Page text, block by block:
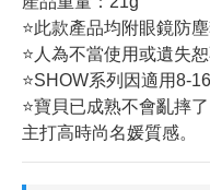
⭐此款產品均附眼鏡防
⭐人為不當使用或遺失
⭐SHOW系列因適用8-
⭐寶貝已成熟不會亂摔
主打高時尚名媛質感。